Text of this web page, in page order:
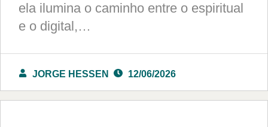
ela ilumina o caminho entre o espiritual
e o digital,…
JORGE HESSEN 12/06/2026